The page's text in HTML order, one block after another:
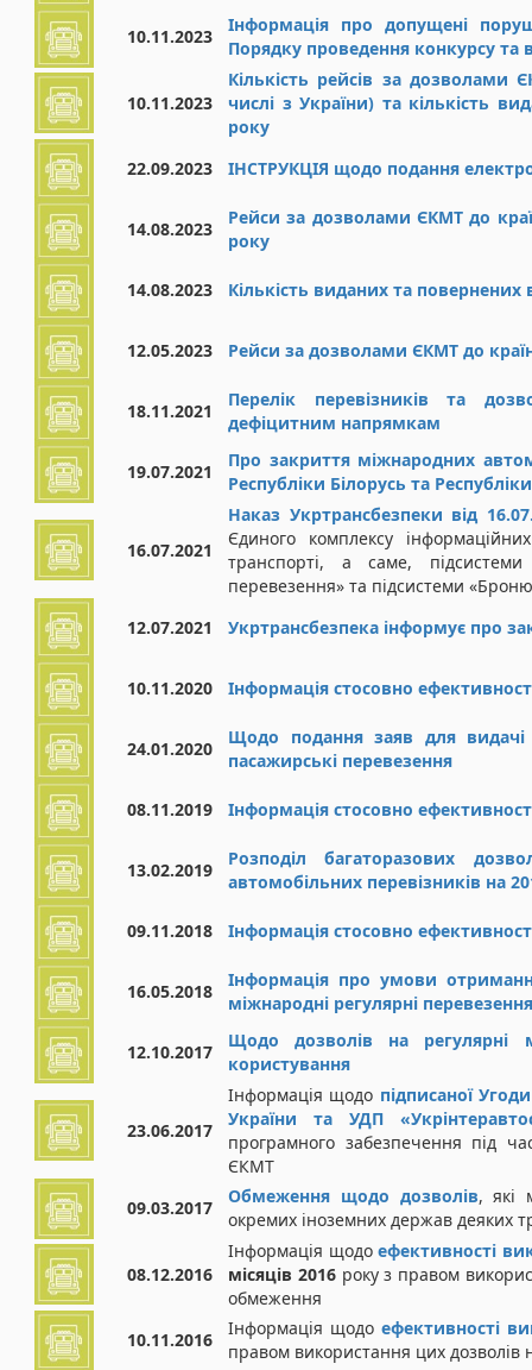
10.11.2023
Інформація про допущені
Порядку проведення конкурсу та
10.11.2023
Кількість рейсів за
числі з України) та кількість
року
22.09.2023
ІНСТРУКЦІЯ щодо подання
14.08.2023
Рейси за дозволами ЄКМТ до
року
14.08.2023 Кількість виданих та повернених
12.05.2023 Рейси за дозволами ЄКМТ до
18.11.2021
Перелік перевізників та
дефіцитним напрямкам
19.07.2021
Про закриття міжнародних
Республіки Білорусь та
16.07.2021
Наказ Укртрансбезпеки від
Єдиного комплексу
транспорті, а саме,
перевезення» та підсистеми
12.07.2021
Укртрансбезпека інформує про
10.11.2020 Інформація стосовно
24.01.2020
Щодо подання заяв для видачі
пасажирські перевезення
08.11.2019 Інформація стосовно
13.02.2019
Розподіл багаторазових
автомобільних перевізників на
09.11.2018 Інформація стосовно
16.05.2018
Інформація про умови
міжнародні регулярні
12.10.2017
Щодо дозволів на регулярні
користування
23.06.2017
Інформація щодо підписаної
України та УДП
програмного забезпечення під
ЄКМТ
09.03.2017
Обмеження щодо дозволів, які
окремих іноземних держав деяких
08.12.2016
Інформація щодоефективності
місяців 2016 року з правом
обмеження
10.11.2016
Інформація щодо ефективності
правом використання цих